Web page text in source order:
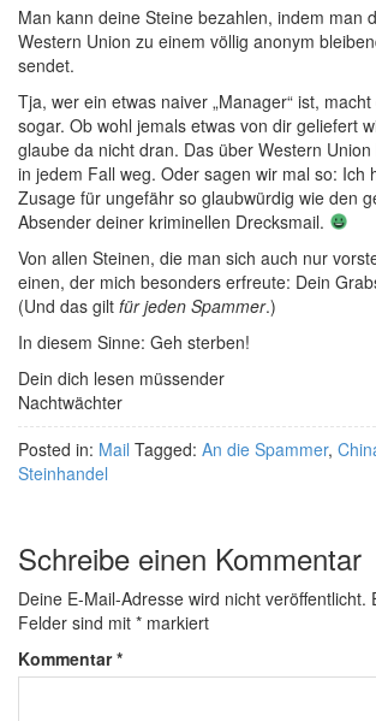
Man kann deine Steine bezahlen, indem man
Western Union zu einem völlig anonym
sendet.
Tja, wer ein etwas naiver „Manager“ ist,
sogar. Ob wohl jemals etwas von dir geliefert
glaube da nicht dran. Das über Western
in jedem Fall weg. Oder sagen wir mal so: Ich
Zusage für ungefähr so glaubwürdig wie den
Absender deiner kriminellen Drecksmail.
Von allen Steinen, die man sich auch nur
einen, der mich besonders erfreute: Dein
(Und das gilt für jeden Spammer.)
In diesem Sinne: Geh sterben!
Dein dich lesen müssender
Nachtwächter
Posted in: Mail Tagged: An die Spammer,
Steinhandel
Schreibe einen Kommentar
Deine E-Mail-Adresse wird nicht veröffentlicht.
Felder sind mit * markiert
Kommentar*